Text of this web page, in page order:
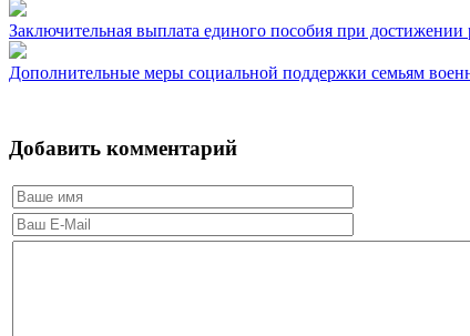
Заключительная выплата единого пособия при достижении
Дополнительные меры социальной поддержки семьям
Добавить комментарий